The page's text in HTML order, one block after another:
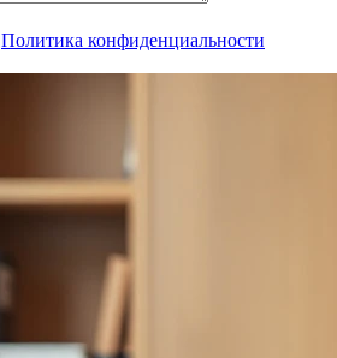
Политика конфиденциальности